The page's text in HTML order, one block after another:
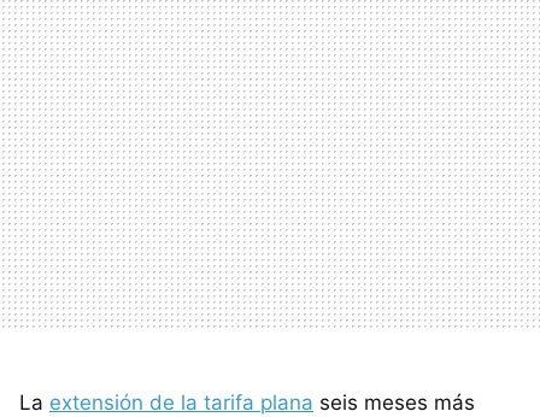
La extensión de la tarifa plana seis meses más